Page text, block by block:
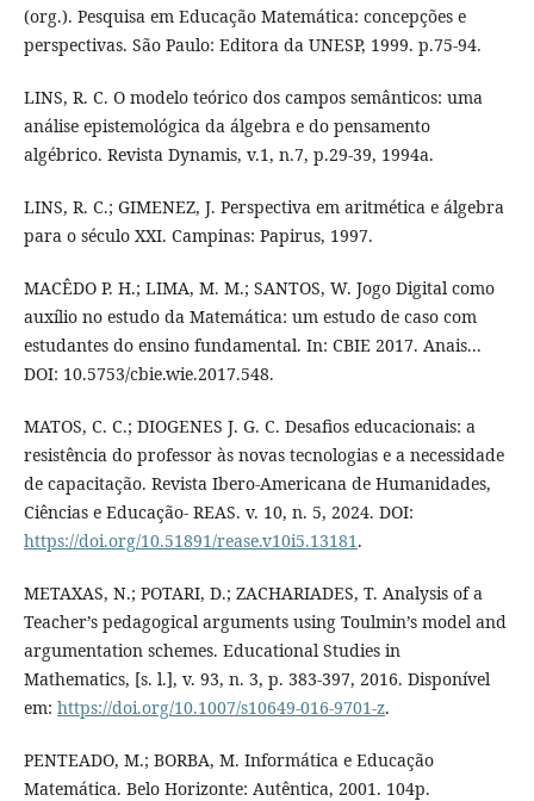
(org.). Pesquisa em Educação Matemática: concepções e
perspectivas. São Paulo: Editora da UNESP, 1999. p.75-94.
LINS, R. C. O modelo teórico dos campos semânticos: uma
análise epistemológica da álgebra e do pensamento
algébrico. Revista Dynamis, v.1, n.7, p.29-39, 1994a.
LINS, R. C.; GIMENEZ, J. Perspectiva em aritmética e álgebra
para o século XXI. Campinas: Papirus, 1997.
MACÊDO P. H.; LIMA, M. M.; SANTOS, W. Jogo Digital como
auxílio no estudo da Matemática: um estudo de caso com
estudantes do ensino fundamental. In: CBIE 2017. Anais...
DOI: 10.5753/cbie.wie.2017.548.
MATOS, C. C.; DIOGENES J. G. C. Desafios educacionais: a
resistência do professor às novas tecnologias e a necessidade
de capacitação. Revista Ibero-Americana de Humanidades,
Ciências e Educação- REAS. v. 10, n. 5, 2024. DOI:
https://doi.org/10.51891/rease.v10i5.13181.
METAXAS, N.; POTARI, D.; ZACHARIADES, T. Analysis of a
Teacher’s pedagogical arguments using Toulmin’s model and
argumentation schemes. Educational Studies in
Mathematics, [s. l.], v. 93, n. 3, p. 383-397, 2016. Disponível
em: https://doi.org/10.1007/s10649-016-9701-z.
PENTEADO, M.; BORBA, M. Informática e Educação
Matemática. Belo Horizonte: Autêntica, 2001. 104p.